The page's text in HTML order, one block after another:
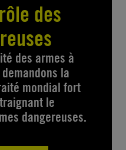
des
des armes à
la
mondial fort
le
dangereuses.